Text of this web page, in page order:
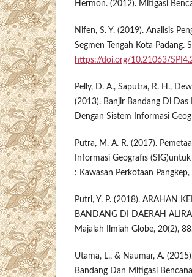
Hermon. (2012). Mitigasi
Nifen, S. Y. (2019). Analisis
Segmen Tengah Kota Padang.
https://doi.org/10.21063/
Pelly, D. A., Saputra, R. H.,
(2013). Banjir Bandang Di Das
Dengan Sistem Informasi
Putra, M. A. R. (2017).
Informasi Geografis
: Kawasan Perkotaan
Putri, Y. P. (2018). ARAHAN
BANDANG DI DAERAH
Majalah Ilmiah Globe, 20(2),
Utama, L., & Naumar, A.
Bandang Dan Mitigasi